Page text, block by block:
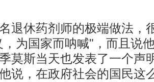
休药剂师的极端做法，
为国家而呐喊"，而且说
莫斯当天也发表了一个声
说，在政府社会的国民这